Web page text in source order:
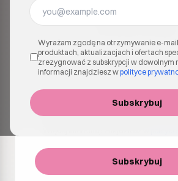
Wyrażam zgodę na otrzymywanie e-
produktach, aktualizacjach i ofertach
zrezygnować z subskrypcji w dowolnym
informacji znajdziesz wpolityce
Subskrybuj
Otrzymuj informacje o nowych
promocyjnych, limitowanych
Wyrażam zgodę na otrzymywanie e-
o produktach, aktualizacjach i ofertach
Subskrybuj